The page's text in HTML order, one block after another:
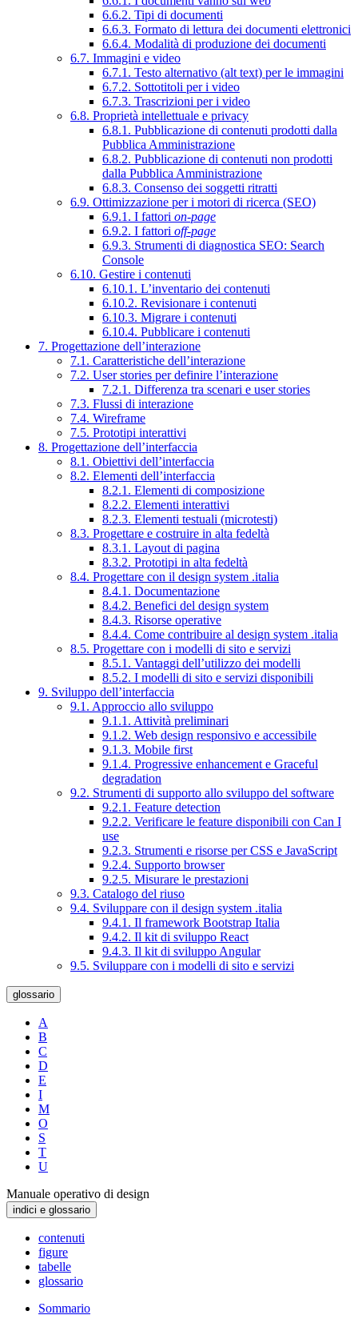
6.6.2. Tipi di documenti
6.6.3. Formato di lettura dei documenti elettronici
6.6.4. Modalità di produzione dei documenti
6.7. Immagini e video
6.7.1. Testo alternativo (alt text) per le immagini
6.7.2. Sottotitoli per i video
6.7.3. Trascrizioni per i video
6.8. Proprietà intellettuale e privacy
6.8.1. Pubblicazione di contenuti prodotti dalla
Pubblica Amministrazione
6.8.2. Pubblicazione di contenuti non prodotti
dalla Pubblica Amministrazione
6.8.3. Consenso dei soggetti ritratti
6.9. Ottimizzazione per i motori di ricerca (SEO)
6.9.1. I fattori on-page
6.9.2. I fattori off-page
6.9.3. Strumenti di diagnostica SEO: Search
Console
6.10. Gestire i contenuti
6.10.1. L’inventario dei contenuti
6.10.2. Revisionare i contenuti
6.10.3. Migrare i contenuti
6.10.4. Pubblicare i contenuti
7. Progettazione dell’interazione
7.1. Caratteristiche dell’interazione
7.2. User stories per definire l’interazione
7.2.1. Differenza tra scenari e user stories
7.3. Flussi di interazione
7.4. Wireframe
7.5. Prototipi interattivi
8. Progettazione dell’interfaccia
8.1. Obiettivi dell’interfaccia
8.2. Elementi dell’interfaccia
8.2.1. Elementi di composizione
8.2.2. Elementi interattivi
8.2.3. Elementi testuali (microtesti)
8.3. Progettare e costruire in alta fedeltà
8.3.1. Layout di pagina
8.3.2. Prototipi in alta fedeltà
8.4. Progettare con il design system .italia
8.4.1. Documentazione
8.4.2. Benefici del design system
8.4.3. Risorse operative
8.4.4. Come contribuire al design system .italia
8.5. Progettare con i modelli di sito e servizi
8.5.1. Vantaggi dell’utilizzo dei modelli
8.5.2. I modelli di sito e servizi disponibili
9. Sviluppo dell’interfaccia
9.1. Approccio allo sviluppo
9.1.1. Attività preliminari
9.1.2. Web design responsivo e accessibile
9.1.3. Mobile first
9.1.4. Progressive enhancement e Graceful
degradation
9.2. Strumenti di supporto allo sviluppo del software
9.2.1. Feature detection
9.2.2. Verificare le feature disponibili con Can I
use
9.2.3. Strumenti e risorse per CSS e JavaScript
9.2.4. Supporto browser
9.2.5. Misurare le prestazioni
9.3. Catalogo del riuso
9.4. Sviluppare con il design system .italia
9.4.1. Il framework Bootstrap Italia
9.4.2. Il kit di sviluppo React
9.4.3. Il kit di sviluppo Angular
9.5. Sviluppare con i modelli di sito e servizi
glossario
A
B
C
D
E
I
M
O
S
T
U
Manuale operativo di design
indici e glossario
contenuti
figure
tabelle
glossario
Sommario